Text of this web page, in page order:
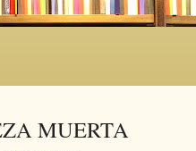
MUERTA